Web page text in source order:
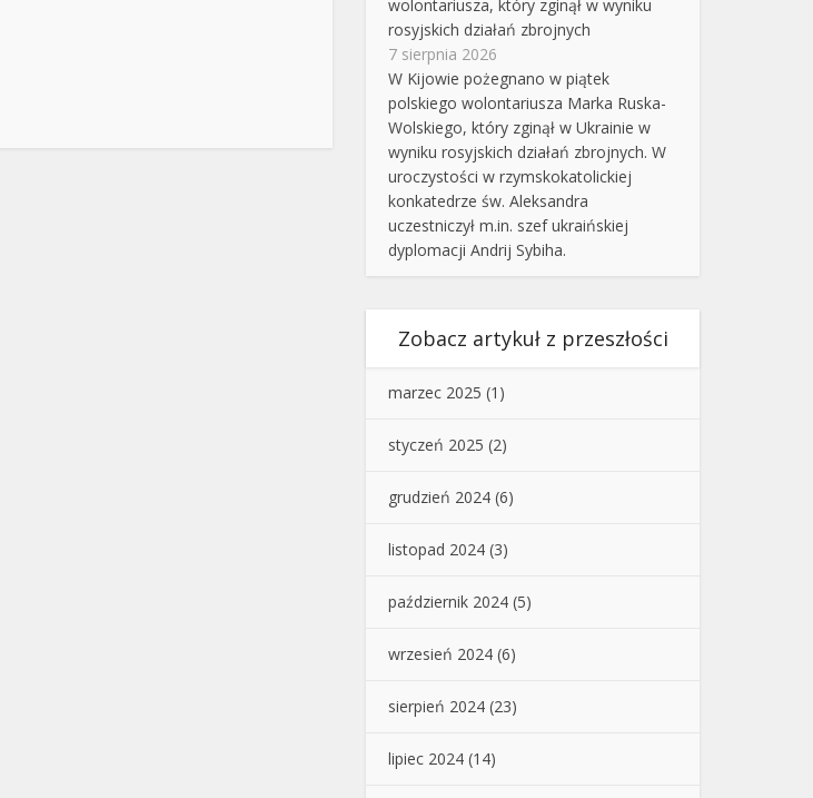
wolontariusza, który zginął w wyniku
rosyjskich działań zbrojnych
7 sierpnia 2026
W Kijowie pożegnano w piątek
polskiego wolontariusza Marka Ruska-
Wolskiego, który zginął w Ukrainie w
wyniku rosyjskich działań zbrojnych. W
uroczystości w rzymskokatolickiej
konkatedrze św. Aleksandra
uczestniczył m.in. szef ukraińskiej
dyplomacji Andrij Sybiha.
Zobacz artykuł z przeszłości
marzec 2025 (1)
styczeń 2025 (2)
grudzień 2024 (6)
listopad 2024 (3)
październik 2024 (5)
wrzesień 2024 (6)
sierpień 2024 (23)
lipiec 2024 (14)